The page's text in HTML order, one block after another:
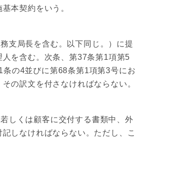
本契約をいう。
支局長を含む。以下同じ。）に提
を含む。次条、第37条第1項第5
の4並びに第68条第1項第3号にお
の訳文を付さなければならない。
しくは顧客に交付する書類中、外
しなければならない。ただし、こ